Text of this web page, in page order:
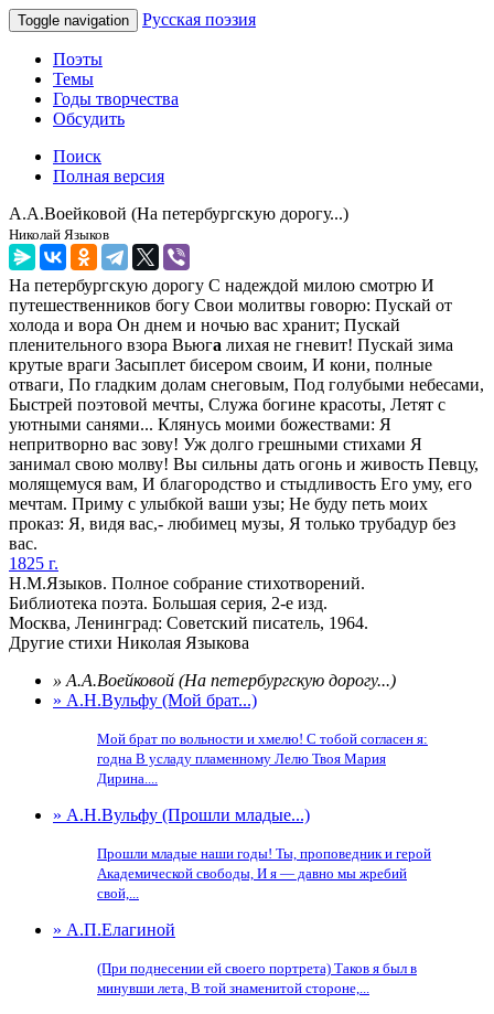
Toggle navigation Русская поэзия
Поэты
Темы
Годы творчества
Обсудить
Поиск
Полная версия
А.А.Воейковой (На петербургскую дорогу...)
Николай Языков
На петербургскую дорогу С надеждой милою смотрю И
путешественников богу Свои молитвы говорю: Пускай от
холода и вора Он днем и ночью вас хранит; Пускай
пленительного взора Вьюга лихая не гневит! Пускай зима
крутые враги Засыплет бисером своим, И кони, полные
отваги, По гладким долам снеговым, Под голубыми небесами,
Быстрей поэтовой мечты, Служа богине красоты, Летят с
уютными санями... Клянусь моими божествами: Я
непритворно вас зову! Уж долго грешными стихами Я
занимал свою молву! Вы сильны дать огонь и живость Певцу,
молящемуся вам, И благородство и стыдливость Его уму, его
мечтам. Приму с улыбкой ваши узы; Не буду петь моих
проказ: Я, видя вас,- любимец музы, Я только трубадур без
вас.
1825 г.
Н.М.Языков. Полное собрание стихотворений.
Библиотека поэта. Большая серия, 2-е изд.
Москва, Ленинград: Советский писатель, 1964.
Другие стихи Николая Языкова
» А.А.Воейковой (На петербургскую дорогу...)
» А.Н.Вульфу (Мой брат...)
Мой брат по вольности и хмелю! С тобой согласен я:
годна В усладу пламенному Лелю Твоя Мария
Дирина....
» А.Н.Вульфу (Прошли младые...)
Прошли младые наши годы! Ты, проповедник и герой
Академической свободы, И я — давно мы жребий
свой,...
» А.П.Елагиной
(При поднесении ей своего портрета) Таков я был в
минувши лета, В той знаменитой стороне,...